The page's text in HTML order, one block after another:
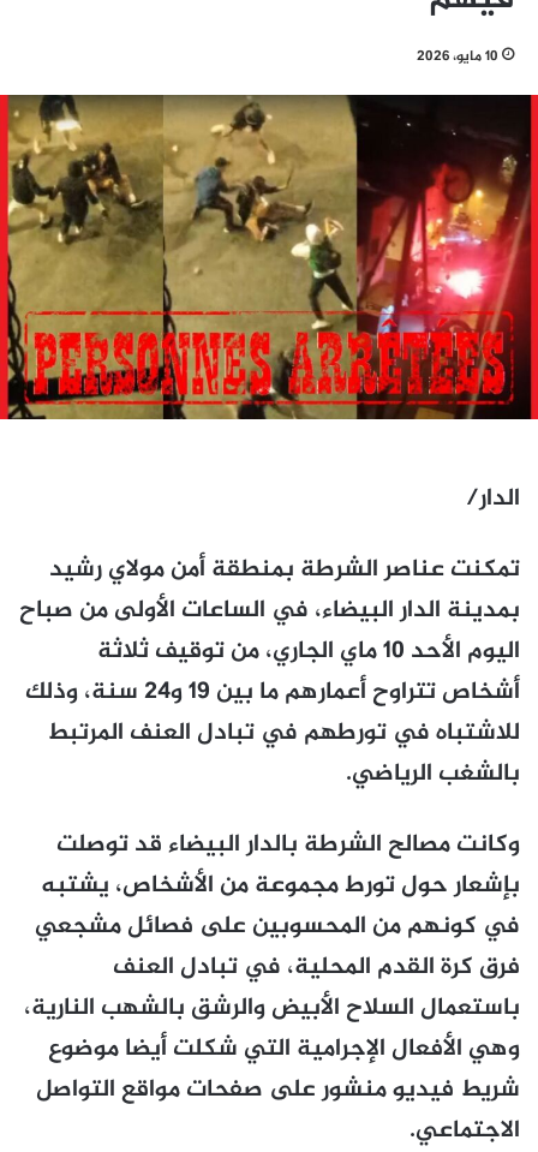
10 مايو، 2026
الدار/
تمكنت عناصر الشرطة بمنطقة أمن مولاي رشيد
بمدينة الدار البيضاء، في الساعات الأولى من صباح
اليوم الأحد 10 ماي الجاري، من توقيف ثلاثة
أشخاص تتراوح أعمارهم ما بين 19 و24 سنة، وذلك
للاشتباه في تورطهم في تبادل العنف المرتبط
بالشغب الرياضي.
وكانت مصالح الشرطة بالدار البيضاء قد توصلت
بإشعار حول تورط مجموعة من الأشخاص، يشتبه
في كونهم من المحسوبين على فصائل مشجعي
فرق كرة القدم المحلية، في تبادل العنف
باستعمال السلاح الأبيض والرشق بالشهب النارية،
وهي الأفعال الإجرامية التي شكلت أيضا موضوع
شريط فيديو منشور على صفحات مواقع التواصل
الاجتماعي.